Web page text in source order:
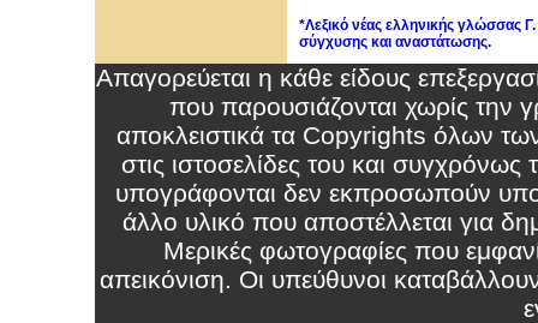
*Λεξικό νέας ελληνικής γλώσσας
σύγχυσης και αναστάτωσης.
Απαγορεύεται η κάθε είδους
που παρουσιάζονται χωρίς την
αποκλειστικά τα Copyrights όλων
στις ιστοσελίδες του και
υπογράφονται δεν εκπροσωπούν
άλλο υλικό που αποστέλλεται για
Μερικές φωτογραφίες που
απεικόνιση. Οι υπεύθυνοι